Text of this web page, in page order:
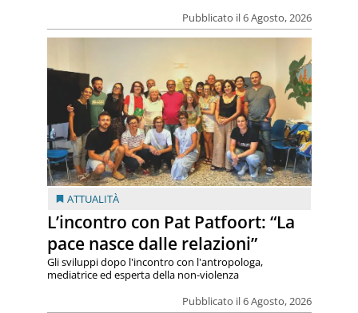
Pubblicato il 6 Agosto, 2026
ATTUALITÀ
L’incontro con Pat Patfoort: “La
pace nasce dalle relazioni”
Pubblicato il 6 Agosto, 2026
Gli sviluppi dopo l'incontro con l'antropologa,
mediatrice ed esperta della non-violenza